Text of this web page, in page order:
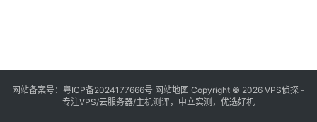
网站备案号： 粤ICP备2024177666号 网站地图 Copyright © 2026 VPS侦探 -
专注VPS/云服务器/主机测评，中立实测，优选好机